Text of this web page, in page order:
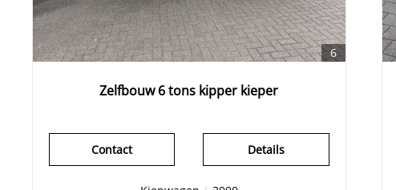
6
Zelfbouw 6 tons kipper kieper
Details
Contact